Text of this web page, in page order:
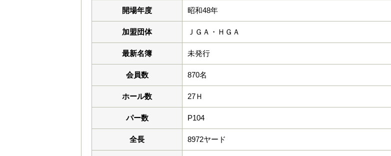
開場年度 昭和48年
加盟団体 ＪＧＡ・ＨＧＡ
最新名簿 未発行
会員数 870名
ホール数 27Ｈ
パー数 P104
全長 8972ヤード